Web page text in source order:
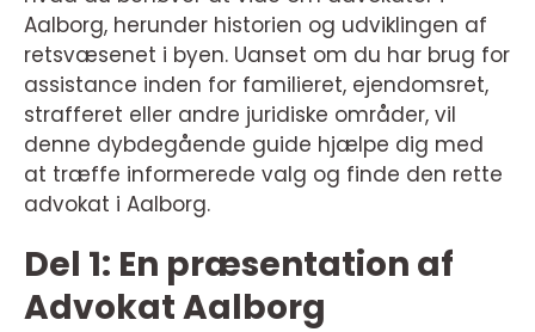
Aalborg, herunder historien og udviklingen af
retsvæsenet i byen. Uanset om du har brug for
assistance inden for familieret, ejendomsret,
strafferet eller andre juridiske områder, vil
denne dybdegående guide hjælpe dig med
at træffe informerede valg og finde den rette
advokat i Aalborg.
Del 1: En præsentation af
Advokat Aalborg